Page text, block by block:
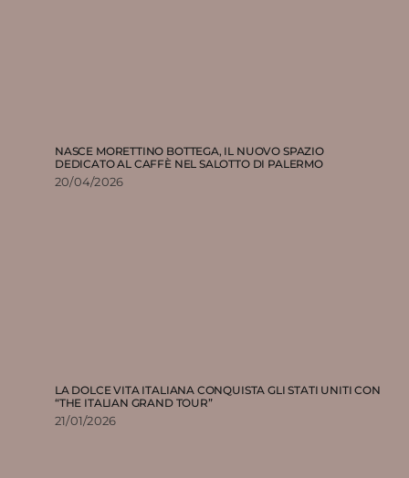
NASCE MORETTINO BOTTEGA, IL NUOVO SPAZIO
DEDICATO AL CAFFÈ NEL SALOTTO DI PALERMO
20/04/2026
LA DOLCE VITA ITALIANA CONQUISTA GLI STATI UNITI CON
“THE ITALIAN GRAND TOUR”
21/01/2026